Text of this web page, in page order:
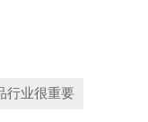
行业很重要